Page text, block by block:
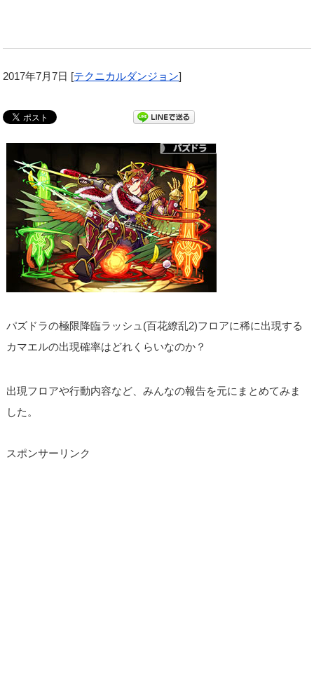
2017年7月7日 [テクニカルダンジョン]
パズドラの極限降臨ラッシュ(百花繚乱2)フロアに稀に出現する
カマエルの出現確率はどれくらいなのか？
出現フロアや行動内容など、みんなの報告を元にまとめてみま
した。
スポンサーリンク